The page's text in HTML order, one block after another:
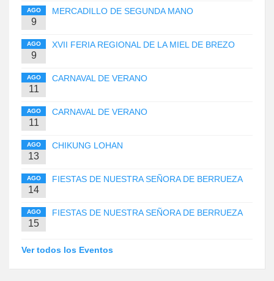
AGO
9
MERCADILLO DE SEGUNDA MANO
AGO
9
XVII FERIA REGIONAL DE LA MIEL DE BREZO
AGO
11
CARNAVAL DE VERANO
AGO
11
CARNAVAL DE VERANO
AGO
13
CHIKUNG LOHAN
AGO
14
FIESTAS DE NUESTRA SEÑORA DE BERRUEZA
AGO
15
FIESTAS DE NUESTRA SEÑORA DE BERRUEZA
Ver todos los Eventos